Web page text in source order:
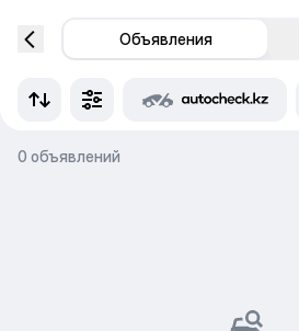
Объявления
0 объявлений